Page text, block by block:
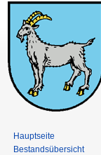
Hauptseite
Bestandsübersicht